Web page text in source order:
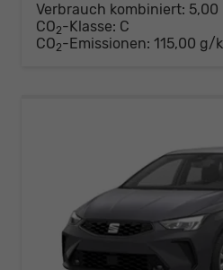
Verbrauch kombiniert: 5,00
CO2-Klasse: C
CO2-Emissionen: 115,00 g/